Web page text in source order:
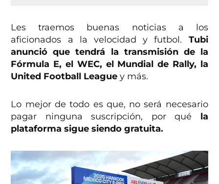
Les traemos buenas noticias a los
aficionados a la velocidad y futbol. Tubi
anunció que tendrá la transmisión de la
Fórmula E, el WEC, el Mundial de Rally, la
United Football Leaguey más.
Lo mejor de todo es que, no será necesario
pagar ninguna suscripción, por qué la
plataforma sigue siendo gratuita.